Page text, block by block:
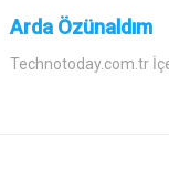
Arda Özünaldım
Technotoday.com.tr